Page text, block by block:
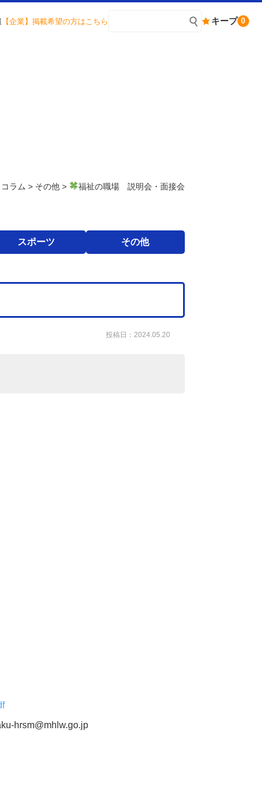
【企業】掲載希望の方はこちら キープ 0
コラム > その他 > 福祉の職場 説明会・面接会
スポーツ その他
投稿日：2024.05.20
hrsm@mhlw.go.jp